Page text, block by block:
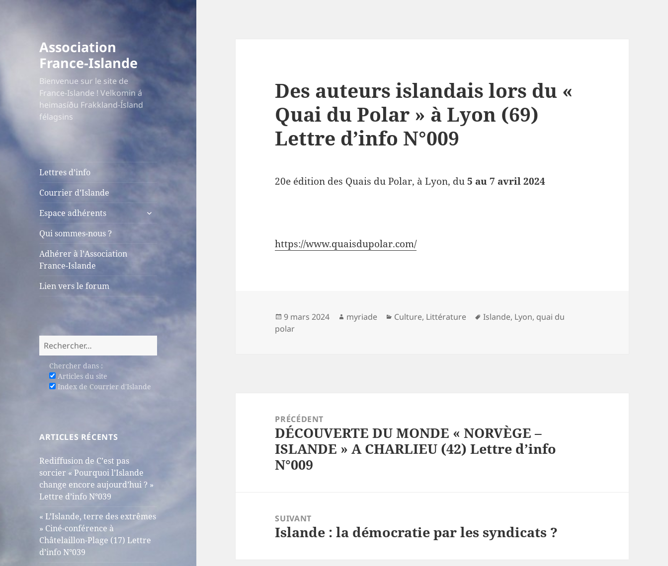
Association
France-Islande
Bienvenue sur le site de
France-Islande ! Velkomin á
heimasíðu Frakkland-Ísland
félagsins
Lettres d’info
Courrier d’Islande
Espace adhérents
ouvrir
menu
Qui sommes-nous ?
Adhérer à l’Association
France-Islande
Lien vers le forum
Rechercher :
Chercher dans :
Articles du site
Index de Courrier d'Islande
ARTICLES RÉCENTS
Rediffusion de C’est pas
sorcier « Pourquoi l’Islande
change encore aujourd’hui ? »
Lettre d’info N°039
« L’Islande, terre des extrêmes
» Ciné-conférence à
Châtelaillon-Plage (17) Lettre
d’info N°039
Des auteurs islandais lors du «
Quai du Polar » à Lyon (69)
Lettre d’info N°009
20e édition des Quais du Polar, à Lyon, du5 au 7 avril 2024
https://www.quaisdupolar.com/
Publié
le
9 mars 2024 Auteur
myriade Catégories
Culture, Littérature
Mots-
Islande, Lyon, quai du
polar
PRÉCÉDENT
Article
précédent :
DÉCOUVERTE DU MONDE « NORVÈGE –
ISLANDE » A CHARLIEU (42) Lettre d’info
N°009
SUIVANT
Article
Islande : la démocratie par les syndicats ?